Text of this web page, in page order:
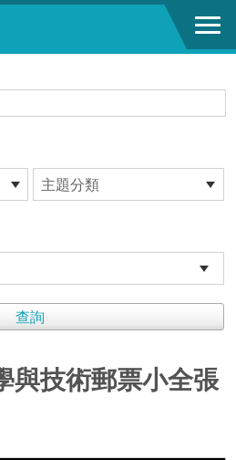
與技術郵票小全張